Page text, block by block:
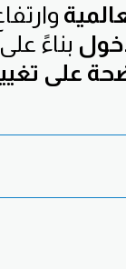
بناءً
على